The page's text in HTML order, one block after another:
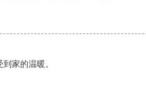
家的温暖。